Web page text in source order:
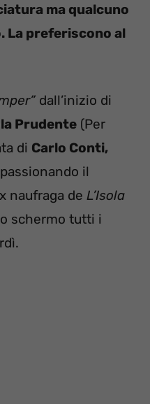
ma qualcuno
La preferiscono al
dall’inizio di
Prudente (Per
di Carlo Conti,
il
naufraga de L’Isola
schermo tutti i